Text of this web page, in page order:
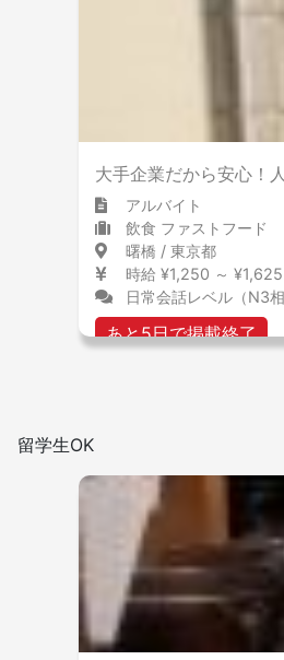
大手企業だから安心！
アルバイト
飲食 ファストフード
曙橋 / 東京都
時給 ¥1,250 ～ ¥1,625
日常会話レベル（N3相
あと5日で掲載終了
留学生OK